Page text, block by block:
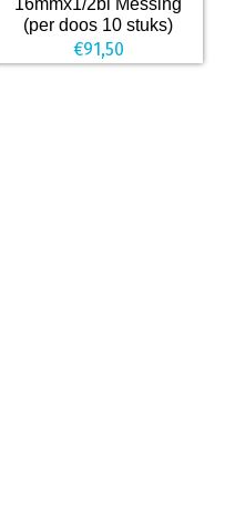
(per doos 10 stuks)
€91,50